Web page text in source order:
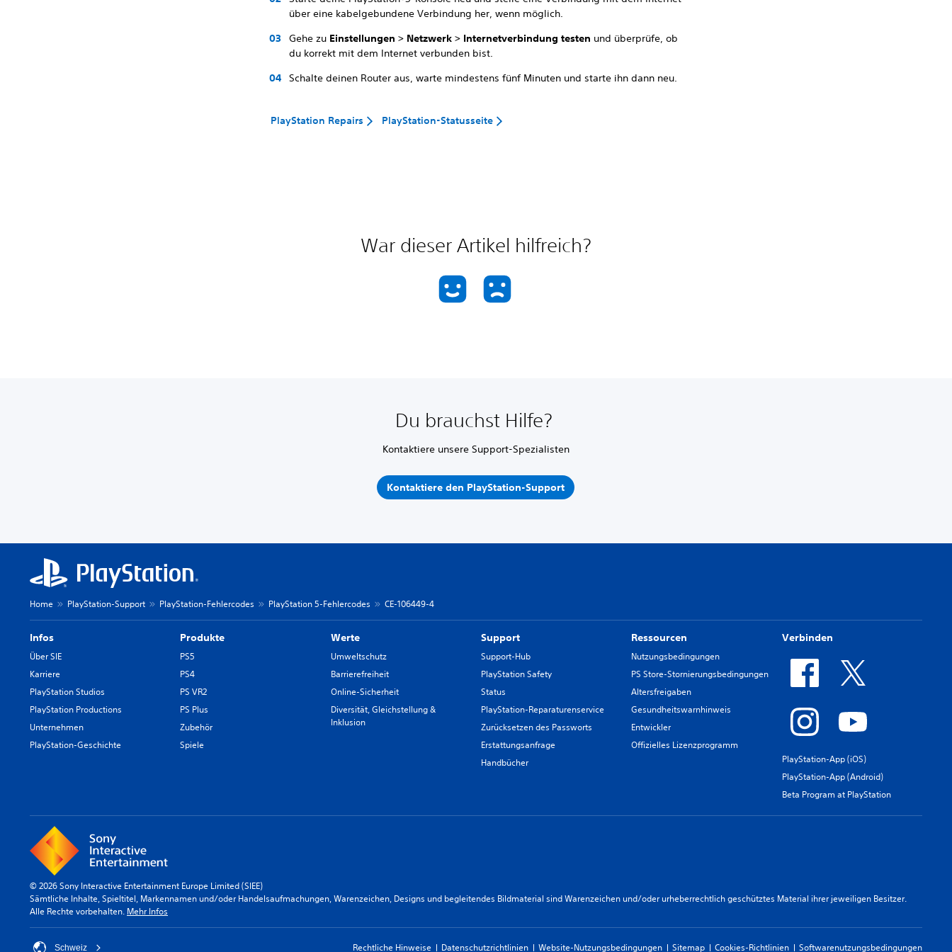
über eine kabelgebundene Verbindung her, wenn möglich.
Gehe zu Einstellungen > Netzwerk > Internetverbindung testen und überprüfe, ob
du korrekt mit dem Internet verbunden bist.
Schalte deinen Router aus, warte mindestens fünf Minuten und starte ihn dann neu.
PlayStation Repairs PlayStation-Statusseite
War dieser Artikel hilfreich?
Du brauchst Hilfe?
Kontaktiere unsere Support-Spezialisten
Kontaktiere den PlayStation-Support
Home PlayStation-Support PlayStation-Fehlercodes PlayStation 5-Fehlercodes CE-106449-4
Infos
Über SIE
Karriere
PlayStation Studios
PlayStation Productions
Unternehmen
PlayStation-Geschichte
Produkte
PS5
PS4
PS VR2
PS Plus
Zubehör
Spiele
Werte
Umweltschutz
Barrierefreiheit
Online-Sicherheit
Diversität, Gleichstellung &
Inklusion
Support
Support-Hub
PlayStation Safety
Status
PlayStation-Reparaturenservice
Zurücksetzen des Passworts
Erstattungsanfrage
Handbücher
Ressourcen
Nutzungsbedingungen
PS Store-Stornierungsbedingungen
Altersfreigaben
Gesundheitswarnhinweis
Entwickler
Offizielles Lizenzprogramm
Verbinden
PlayStation-App (iOS)
PlayStation-App (Android)
Beta Program at PlayStation
© 2026 Sony Interactive Entertainment Europe Limited (SIEE)
Sämtliche Inhalte, Spieltitel, Markennamen und/oder Handelsaufmachungen, Warenzeichen, Designs und begleitendes Bildmaterial sind Warenzeichen und/oder urheberrechtlich geschütztes Material ihrer jeweiligen Besitzer.
Alle Rechte vorbehalten. Mehr Infos
Schweiz Rechtliche Hinweise Datenschutzrichtlinien Website-Nutzungsbedingungen Sitemap Cookies-Richtlinien Softwarenutzungsbedingungen